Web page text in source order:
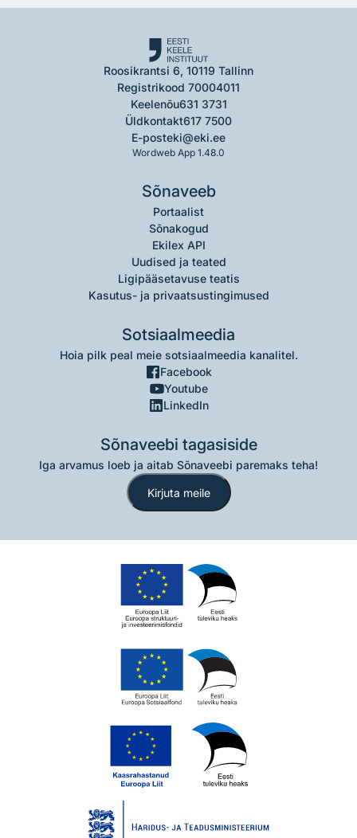
Roosikrantsi 6, 10119 Tallinn
Registrikood 70004011
Keelenõu631 3731
Üldkontakt617 7500
E-posteki@eki.ee
Wordweb App 1.48.0
Sõnaveeb
Portaalist
Sõnakogud
Ekilex API
Uudised ja teated
Ligipääsetavuse teatis
Kasutus- ja privaatsustingimused
Sotsiaalmeedia
Hoia pilk peal meie sotsiaalmeedia kanalitel.
Facebook
Youtube
LinkedIn
Sõnaveebi tagasiside
Iga arvamus loeb ja aitab Sõnaveebi paremaks teha!
Kirjuta meile